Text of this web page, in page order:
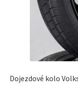
Dojezdové kolo